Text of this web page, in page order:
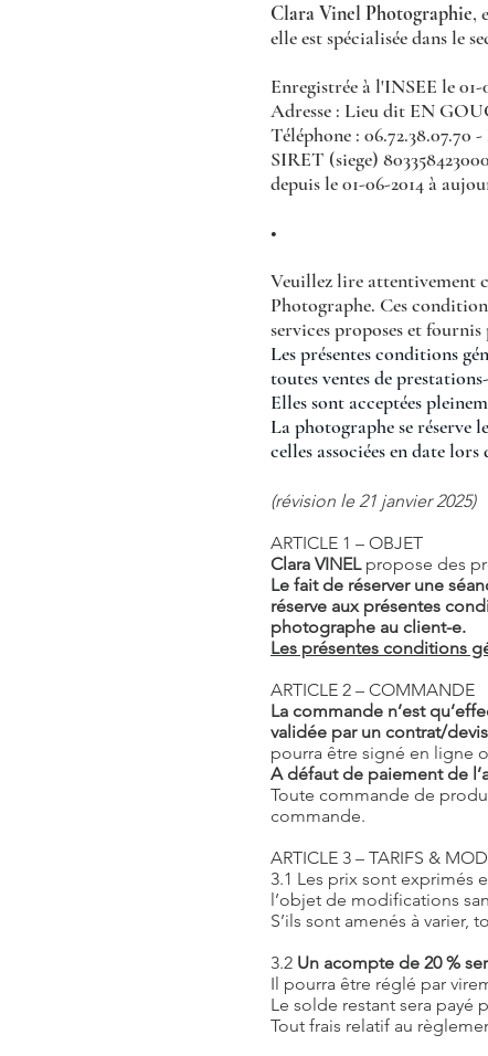
Clara Vinel Photographie,
elle est spécialisée dans le
Enregistrée à l'INSEE le
Adresse : Lieu dit EN
Téléphone : 06.72.38.07.70
SIRET (siege)
depuis le 01-06-2014 à
•
Veuillez lire attentivement
Photographe. Ces
services proposes et
Les présentes conditions
toutes ventes de
Elles sont acceptées
La photographe se réserve
celles associées en date
(révision le 21 janvier 2025)
ARTICLE 1 – OBJET
Clara VINEL propose des
Le fait de réserver une
réserve aux présentes
photographe au client-e.
Les présentes conditions
ARTICLE 2 – COMMANDE
La commande n’est
validée par un contrat/
pourra être signé en ligne
A défaut de paiement de
Toute commande de
commande.
ARTICLE 3 – TARIFS &
3.1 Les prix sont exprimés
l’objet de modifications
S’ils sont amenés à
3.2 Un acompte de 20 %
Il pourra être réglé par
Le solde restant sera payé
Tout frais relatif au